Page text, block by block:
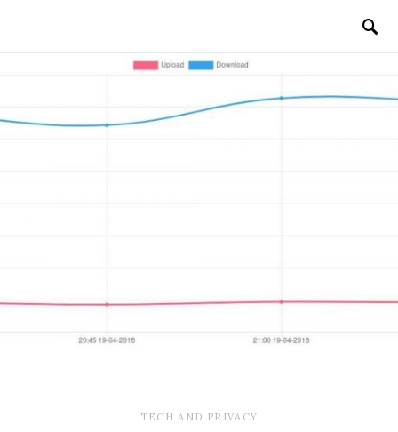
TECH AND PRIVACY